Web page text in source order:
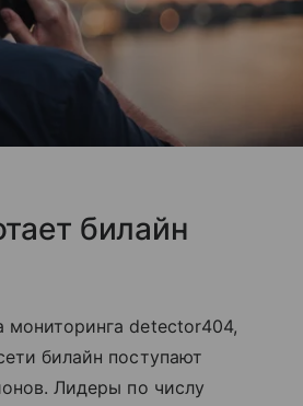
билайн
detector404,
билайн поступают
Лидеры по числу